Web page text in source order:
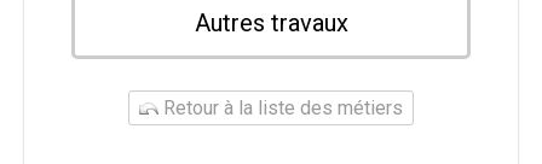
Autres travaux
Retour à la liste des métiers